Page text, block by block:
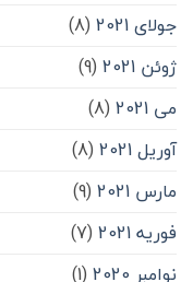
جولای 2021
(8)
ژوئن 2021
(9)
می 2021
(8)
آوریل 2021
(8)
مارس 2021
(9)
فوریه 2021
(7)
نوامبر 2020
(1)